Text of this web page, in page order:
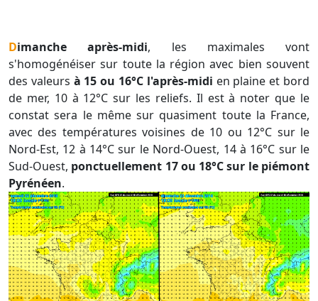
Dimanche après-midi, les maximales vont
s'homogénéiser sur toute la région avec bien souvent
des valeurs à 15 ou 16°C l'après-midi en plaine et bord
de mer, 10 à 12°C sur les reliefs. Il est à noter que le
constat sera le même sur quasiment toute la France,
avec des températures voisines de 10 ou 12°C sur le
Nord-Est, 12 à 14°C sur le Nord-Ouest, 14 à 16°C sur le
Sud-Ouest, ponctuellement 17 ou 18°C sur le piémont
Pyrénéen.